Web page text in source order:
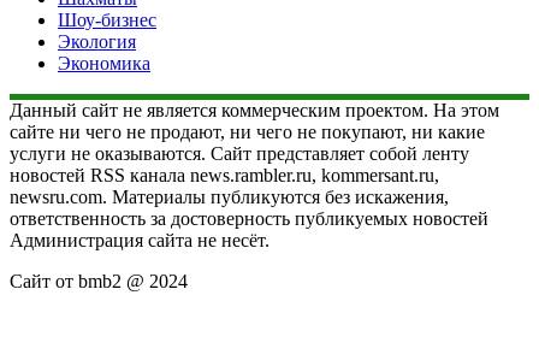
Шоу-бизнес
Экология
Экономика
Данный сайт не является коммерческим проектом. На этом
сайте ни чего не продают, ни чего не покупают, ни какие
услуги не оказываются. Сайт представляет собой ленту
новостей RSS канала news.rambler.ru, kommersant.ru,
newsru.com. Материалы публикуются без искажения,
ответственность за достоверность публикуемых новостей
Администрация сайта не несёт.
Сайт от bmb2 @ 2024